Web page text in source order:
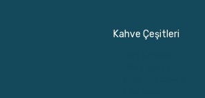
Kahve Çeşitleri